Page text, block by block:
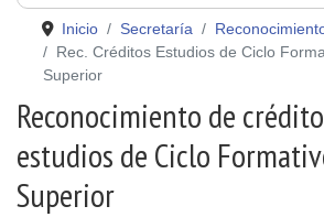
Inicio Secretaría
Rec. Créditos Estudios de Ciclo
Superior
Reconocimiento de
estudios de Ciclo
Superior